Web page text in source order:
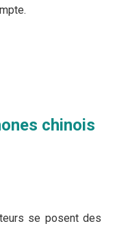
chinois
se posent des